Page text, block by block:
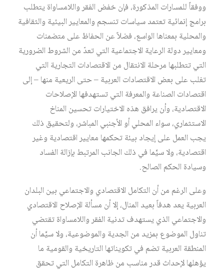
ووفقاً للمسارات المذكورة، فإن خفض الفقر واللامساواة يتطلب
برامج إنمائية تعتمد سياسات تنسجم والمعايير البيئية والثقافية
والمحلية بمعناها الواسع، فضلاً عن الحفاظ على متضمنات
ومعايير دولة الرعاية الاجتماعية التي تعدّ من الشروط الضرورية
التي تتطلبها مرحلة الانتقال من الاقتصادات التجارية التي
تغلب على بعض الاقتصادات العربية – حتى الريعية منها – إلى
اقتصادات الصناعة والمعرفة التي تستهدفها الإصلاحات
الاقتصادية، وأن يرافق هذه الاختيارات تحسين المناخ
الاستثماري، سواء المحلي أو الأجنبي المباشر، ولتحقيق ذلك
يجب العمل على إيجاد بيئة تحكمها معايير اقتصادية وغير
اقتصادية، ولا سيَّما في ذلك الجانب المرتبط بإزالة الفساد
وسيادة الحكم الصالح.
وعلى الرغم من أن التكامل الاقتصادي والاجتماعي بين البلدان
العربية يعد هدفاً بعيد المنال، إلا أن مسألة الإصلاح الاقتصادي
والاجتماعي الذي يستهدف تدنية الفقر واللامساواة تقتضي
تناول الموضوع بمزيد من الجدية والموضوعية، ولا سيَّما أن
المنطقة العربية تضم في تكويناتها التاريخية والقومية ما
يؤهلها لإحداث قدر مناسب من ظاهرة التكامل التي تحقق